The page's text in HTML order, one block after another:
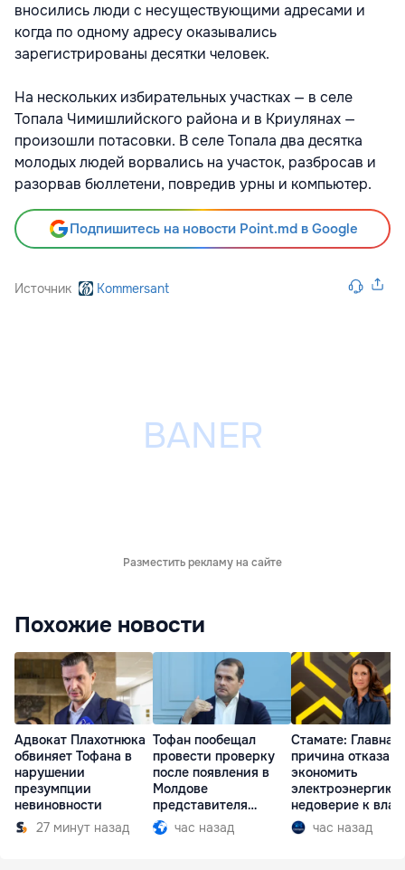
вносились люди с несуществующими адресами и
когда по одному адресу оказывались
зарегистрированы десятки человек.
На нескольких избирательных участках — в селе
Топала Чимишлийского района и в Криулянах —
произошли потасовки. В селе Топала два десятка
молодых людей ворвались на участок, разбросав и
разорвав бюллетени, повредив урны и компьютер.
Подпишитесь на новости Point.md в Google
Источник Kommersant
Разместить рекламу на сайте
Похожие новости
Адвокат Плахотнюка
обвиняет Тофана в
нарушении
презумпции
невиновности
27 минут назад
Тофан пообещал
провести проверку
после появления в
Молдове
представителя
Южной Осетии
час назад
Стамате: Главная
причина отказа
экономить
электроэнергию
недоверие к
час назад